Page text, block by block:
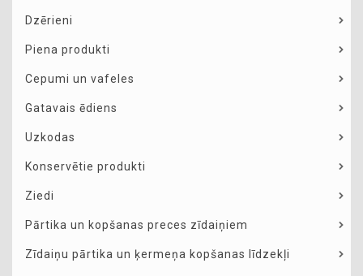
Dzērieni
Piena produkti
Cepumi un vafeles
Gatavais ēdiens
Uzkodas
Konservētie produkti
Ziedi
Pārtika un kopšanas preces zīdaiņiem
Zīdaiņu pārtika un ķermeņa kopšanas līdzekļi